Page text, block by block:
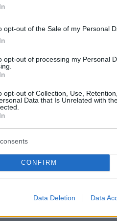
opt-out of the Sale of my Personal
opt-out of processing my Personal
opt-out of Collection, Use,
Data that Is Unrelated with
CONFIRM
Data Deletion Data
ο μόνος τρόπος να
το Παγκόσμιο
v-
εισαγωγής στα ΑΕΙ:
τρία μαθήματα από
μεταξύ